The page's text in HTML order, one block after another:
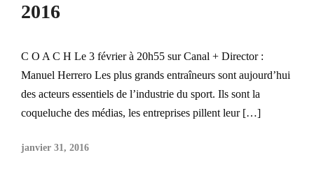
2016
C O A C H Le 3 février à 20h55 sur Canal + Director :
Manuel Herrero Les plus grands entraîneurs sont aujourd’hui
des acteurs essentiels de l’industrie du sport. Ils sont la
coqueluche des médias, les entreprises pillent leur […]
janvier 31, 2016